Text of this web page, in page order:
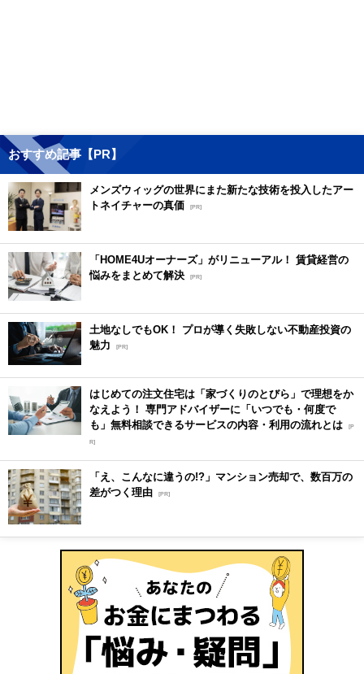
おすすめ記事【PR】
メンズウィッグの世界にまた新たな技術を投入したアー
トネイチャーの真価
[PR]
「HOME4Uオーナーズ」がリニューアル！ 賃貸経営の
悩みをまとめて解決 [PR]
土地なしでもOK！ プロが導く失敗しない不動産投資の
魅力
[PR]
はじめての注文住宅は「家づくりのとびら」で理想をか
なえよう！ 専門アドバイザーに「いつでも・何度で
も」無料相談できるサービスの内容・利用の流れとは [P
R]
「え、こんなに違うの!?」マンション売却で、数百万の
差がつく理由 [PR]